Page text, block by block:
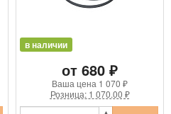
в наличии
от 680 ₽
Ваша цена 1 070 ₽
Розница: 1 070.00 ₽